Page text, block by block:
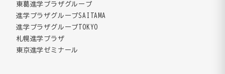
東葛進学プラザグループ
進学プラザグループSAITAMA
進学プラザグループTOKYO
札幌進学プラザ
東京進学ゼミナール